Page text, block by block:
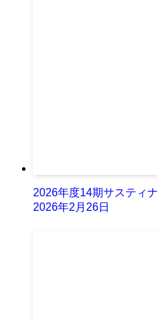
2026年度14期サスティ
2026年2月26日